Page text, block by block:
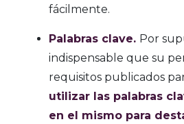
fácilmente.
Palabras clave. Por
indispensable que su
requisitos publicados
utilizar las palabras
en el mismo para